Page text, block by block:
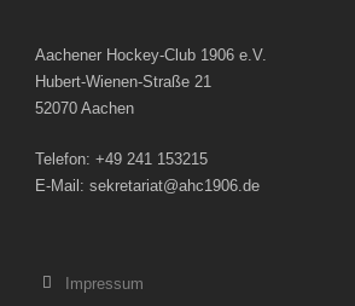
Aachener Hockey-Club 1906 e.V.
Hubert-Wienen-Straße 21
52070 Aachen
Telefon: +49 241 153215
E-Mail: sekretariat@ahc1906.de
Impressum